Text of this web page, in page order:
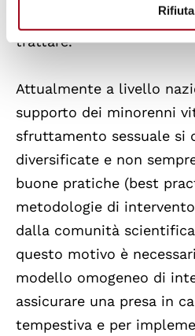
Rifiuta
utili per approfondire gli
trattare.
Attualmente a livello
supporto dei minorenni
sfruttamento sessuale si
diversificate e non
buone pratiche (best
metodologie di
dalla comunità
questo motivo è
modello omogeneo di
assicurare una presa in
tempestiva e per